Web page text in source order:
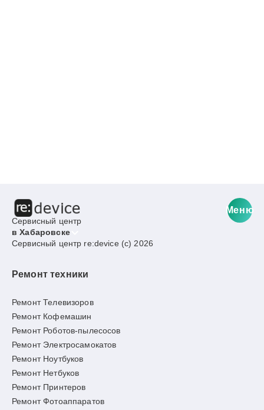
Сервисный центр
в Хабаровске
Меню
Сервисный центр re:device (c) 2026
Ремонт техники
Ремонт Телевизоров
Ремонт Кофемашин
Ремонт Роботов-пылесосов
Ремонт Электросамокатов
Ремонт Ноутбуков
Ремонт Нетбуков
Ремонт Принтеров
Ремонт Фотоаппаратов